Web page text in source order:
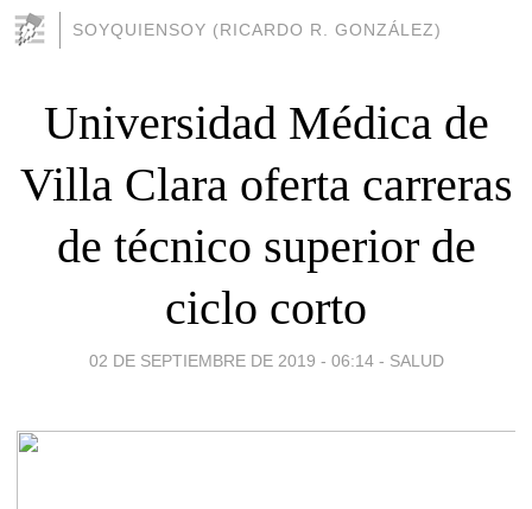
SOYQUIENSOY (RICARDO R. GONZÁLEZ)
Universidad Médica de
Villa Clara oferta carreras
de técnico superior de
ciclo corto
02 DE SEPTIEMBRE DE 2019 - 06:14 - SALUD